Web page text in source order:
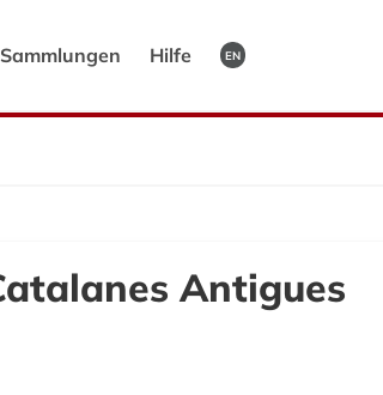
Sammlungen Hilfe EN
Antigues